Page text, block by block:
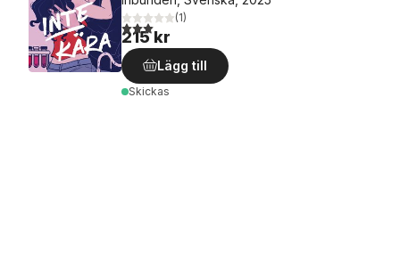
3,0utav 5 stjärnor. Totalt antal röster:
(1)
215 kr
Lägg till
Skickas